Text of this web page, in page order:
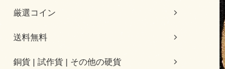
厳選コイン
送料無料
銅貨 | 試作貨 | その他の硬貨